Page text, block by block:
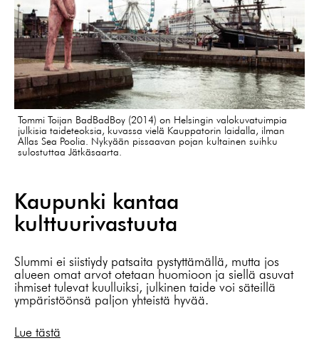
Tommi Toijan BadBadBoy (2014) on Helsingin valokuvatuimpia
julkisia taideteoksia, kuvassa vielä Kauppatorin laidalla, ilman
Allas Sea Poolia. Nykyään pissaavan pojan kultainen suihku
sulostuttaa Jätkäsaarta.
Kaupunki kantaa
kulttuurivastuuta
Slummi ei siistiydy patsaita pystyttämällä, mutta jos
alueen omat arvot otetaan huomioon ja siellä asuvat
ihmiset tulevat kuulluiksi, julkinen taide voi säteillä
ympäristöönsä paljon yhteistä hyvää.
Lue tästä